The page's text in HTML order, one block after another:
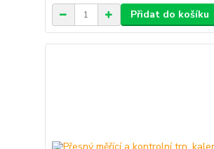
Přidat do košíku